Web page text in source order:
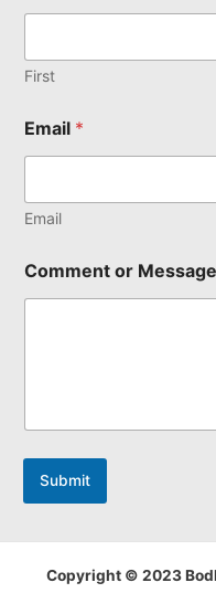
First
Email *
Email
Comment or Message
Submit
Copyright © 2023